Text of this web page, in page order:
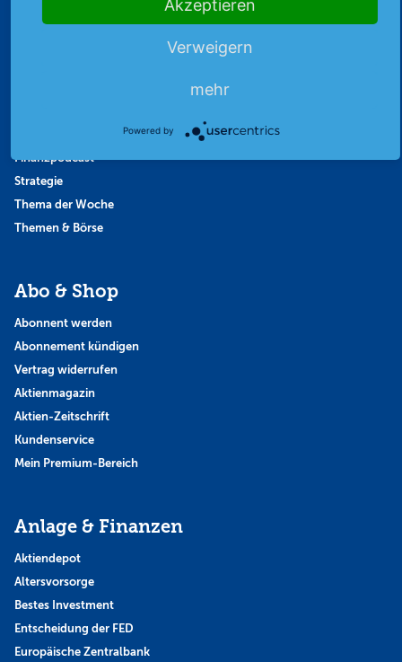
Archiv
Finanzpodcast
Strategie
Thema der Woche
Themen & Börse
Abo & Shop
Abonnent werden
Abonnement kündigen
Vertrag widerrufen
Aktienmagazin
Aktien-Zeitschrift
Kundenservice
Mein Premium-Bereich
Anlage & Finanzen
Aktiendepot
Altersvorsorge
Bestes Investment
Entscheidung der FED
Europäische Zentralbank
Akzeptieren
Verweigern
mehr
Powered by